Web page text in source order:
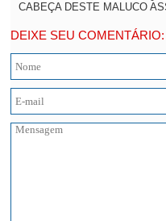
CABEÇA DESTE MALUCO
DEIXE SEU COMENTÁRIO: